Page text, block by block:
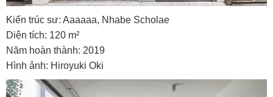
Kiến trúc sư: Aaaaaa, Nhabe Scholae
Diện tích: 120 m²
Năm hoàn thành: 2019
Hình ảnh: Hiroyuki Oki